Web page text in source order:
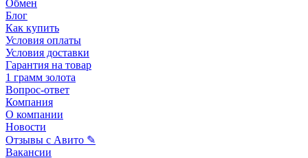
Обмен
Блог
Как купить
Условия оплаты
Условия доставки
Гарантия на товар
1 грамм золота
Вопрос-ответ
Компания
О компании
Новости
Отзывы с Авито ✎
Вакансии